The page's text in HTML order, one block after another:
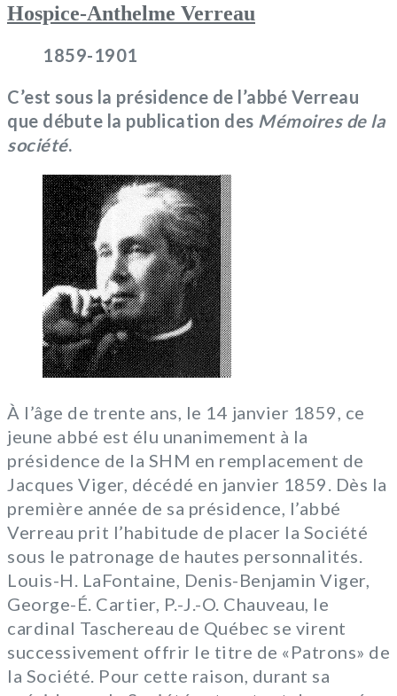
Hospice-Anthelme Verreau
1859-1901
C’est sous la présidence de l’abbé Verreau
que débute la publication des Mémoires de la
société.
À l’âge de trente ans, le 14 janvier 1859, ce
jeune abbé est élu unanimement à la
présidence de la SHM en remplacement de
Jacques Viger, décédé en janvier 1859. Dès la
première année de sa présidence, l’abbé
Verreau prit l’habitude de placer la Société
sous le patronage de hautes personnalités.
Louis-H. LaFontaine, Denis-Benjamin Viger,
George-É. Cartier, P.-J.-O. Chauveau, le
cardinal Taschereau de Québec se virent
successivement offrir le titre de «Patrons» de
la Société. Pour cette raison, durant sa